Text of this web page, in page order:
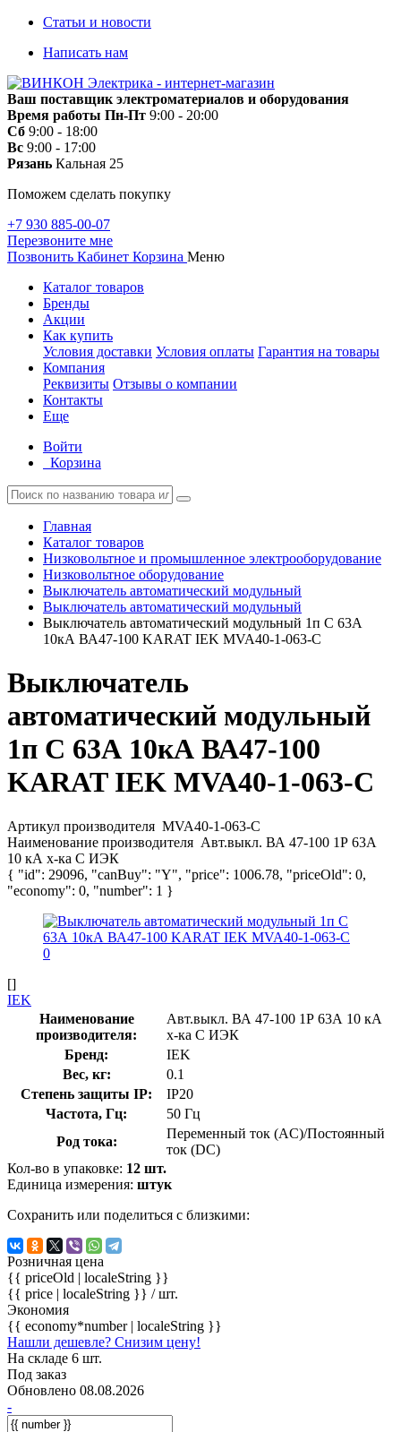
Статьи и новости
Написать нам
Ваш поставщик электроматериалов и оборудования
Время работы Пн-Пт 9:00 - 20:00
Сб 9:00 - 18:00
Вс 9:00 - 17:00
Рязань Кальная 25
Поможем сделать покупку
+7 930 885-00-07
Перезвоните мне
Позвонить Кабинет Корзина Меню
Каталог товаров
Бренды
Акции
Как купить
Условия доставки Условия оплаты Гарантия на товары
Компания
Реквизиты Отзывы о компании
Контакты
Еще
Войти
Корзина
Главная
Каталог товаров
Низковольтное и промышленное электрооборудование
Низковольтное оборудование
Выключатель автоматический модульный
Выключатель автоматический модульный
Выключатель автоматический модульный 1п C 63А
10кА ВА47-100 KARAT IEK MVA40-1-063-C
Выключатель
автоматический модульный
1п C 63А 10кА ВА47-100
KARAT IEK MVA40-1-063-C
Артикул производителя MVA40-1-063-C
Наименование производителя Авт.выкл. ВА 47-100 1Р 63А
10 кА х-ка С ИЭК
{ "id": 29096, "canBuy": "Y", "price": 1006.78, "priceOld": 0,
"economy": 0, "number": 1 }
[]
IEK
Наименование
производителя:
Авт.выкл. ВА 47-100 1Р 63А 10 кА
х-ка С ИЭК
Бренд:
IEK
Вес, кг:
0.1
Степень защиты IP:
IP20
Частота, Гц:
50 Гц
Род тока:
Переменный ток (AC)/Постоянный
ток (DC)
Кол-во в упаковке: 12 шт.
Единица измерения: штук
Сохранить или поделиться с близкими:
Розничная цена
{{ priceOld | localeString }}
{{ price | localeString }} / шт.
Экономия
{{ economy*number | localeString }}
Нашли дешевле? Снизим цену!
На складе 6 шт.
Под заказ
Обновлено 08.08.2026
-